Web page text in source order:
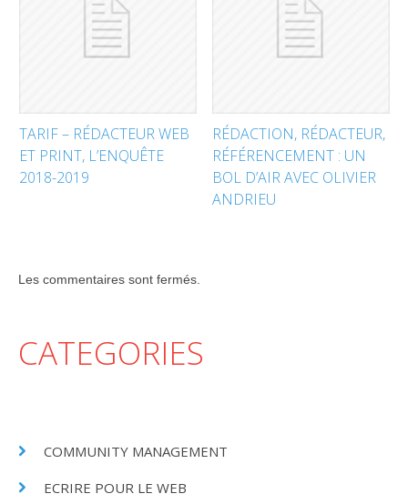
TARIF – RÉDACTEUR WEB
ET PRINT, L’ENQUÊTE
2018-2019
RÉDACTION, RÉDACTEUR,
RÉFÉRENCEMENT : UN
BOL D’AIR AVEC OLIVIER
ANDRIEU
Les commentaires sont fermés.
CATEGORIES
COMMUNITY MANAGEMENT
ECRIRE POUR LE WEB